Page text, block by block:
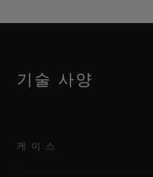
기술 사양
케이스